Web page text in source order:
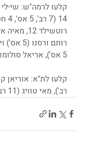
5 אס'), אריאל סולומון 2.
רב'), מאי טוויג (11 רב') ושחר פורמן 8 כ"א, לוליה נגסי 3.